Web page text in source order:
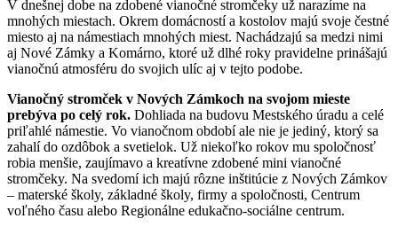
V dnešnej dobe na zdobené vianočné stromčeky už narazíme na
mnohých miestach. Okrem domácností a kostolov majú svoje čestné
miesto aj na námestiach mnohých miest. Nachádzajú sa medzi nimi
aj Nové Zámky a Komárno, ktoré už dlhé roky pravidelne prinášajú
vianočnú atmosféru do svojich ulíc aj v tejto podobe.
Vianočný stromček v Nových Zámkoch na svojom mieste
prebýva po celý rok. Dohliada na budovu Mestského úradu a celé
priľahlé námestie. Vo vianočnom období ale nie je jediný, ktorý sa
zahalí do ozdôbok a svetielok. Už niekoľko rokov mu spoločnosť
robia menšie, zaujímavo a kreatívne zdobené mini vianočné
stromčeky. Na svedomí ich majú rôzne inštitúcie z Nových Zámkov
– materské školy, základné školy, firmy a spoločnosti, Centrum
voľného času alebo Regionálne edukačno-sociálne centrum.